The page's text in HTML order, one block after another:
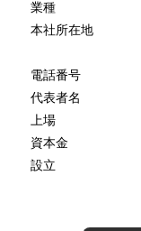
業種
本社所在地
電話番号
代表者名
上場
資本金
設立